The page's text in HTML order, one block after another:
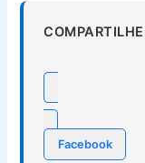
Facebook